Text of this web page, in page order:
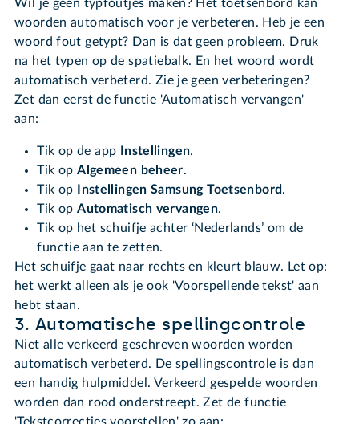
Wil je geen typfoutjes maken? Het toetsenbord kan
woorden automatisch voor je verbeteren. Heb je een
woord fout getypt? Dan is dat geen probleem. Druk
na het typen op de spatiebalk. En het woord wordt
automatisch verbeterd. Zie je geen verbeteringen?
Zet dan eerst de functie 'Automatisch vervangen'
aan:
Tik op de app Instellingen.
Tik opAlgemeen beheer.
Tik op
Instellingen Samsung Toetsenbord.
Tik opAutomatisch vervangen.
Tik op het schuifje achter ‘Nederlands’ om de
functie aan te zetten.
Het schuifje gaat naar rechts en kleurt blauw. Let op:
het werkt alleen als je ook 'Voorspellende tekst' aan
hebt staan.
3. Automatische spellingcontrole
Niet alle verkeerd geschreven woorden worden
automatisch verbeterd. De spellingscontrole is dan
een handig hulpmiddel. Verkeerd gespelde woorden
worden dan rood onderstreept. Zet de functie